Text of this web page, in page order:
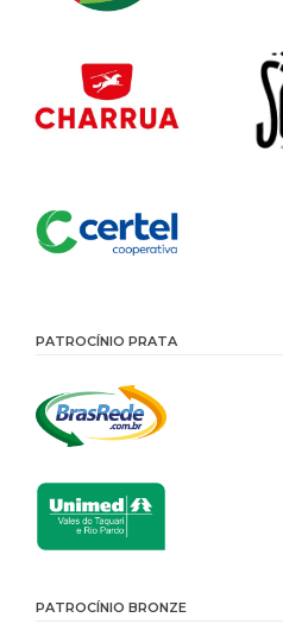
PATROCÍNIO PRATA
PATROCÍNIO BRONZE